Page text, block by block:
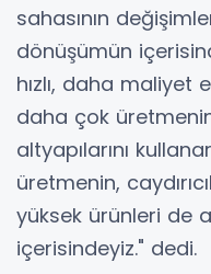
sahasının
dönüşümün
hızlı, daha maliyet
daha çok
altyapılarını
üretmenin,
yüksek ürünleri de
içerisindeyiz." dedi.